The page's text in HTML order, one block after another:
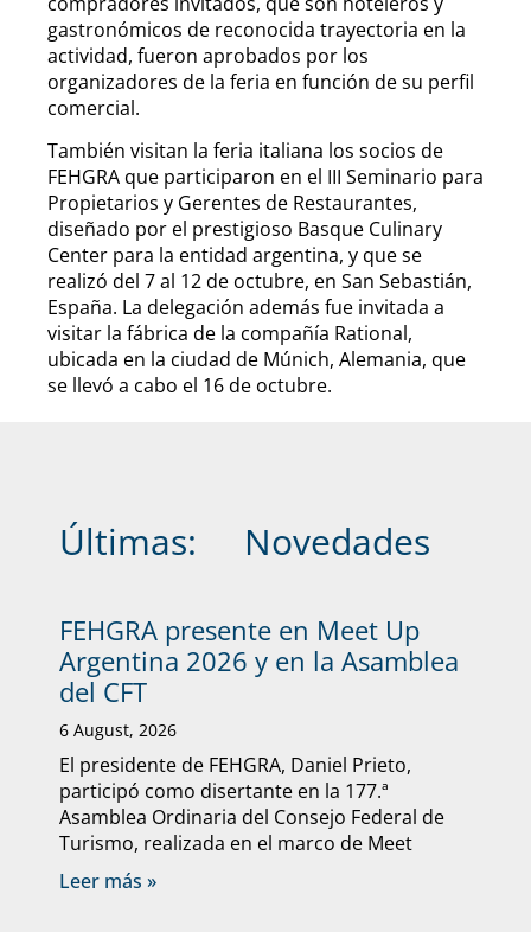
gastronómicos de reconocida trayectoria en la
actividad, fueron aprobados por los
organizadores de la feria en función de su perfil
comercial.
También visitan la feria italiana los socios de
FEHGRA que participaron en el III Seminario para
Propietarios y Gerentes de Restaurantes,
diseñado por el prestigioso Basque Culinary
Center para la entidad argentina, y que se
realizó del 7 al 12 de octubre, en San Sebastián,
España. La delegación además fue invitada a
visitar la fábrica de la compañía Rational,
ubicada en la ciudad de Múnich, Alemania, que
se llevó a cabo el 16 de octubre.
Últimas: Novedades
FEHGRA presente en Meet Up
Argentina 2026 y en la Asamblea
del CFT
6 August, 2026
El presidente de FEHGRA, Daniel Prieto,
participó como disertante en la 177.ª
Asamblea Ordinaria del Consejo Federal de
Turismo, realizada en el marco de Meet
Leer más »